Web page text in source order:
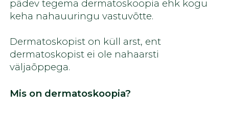
pädev tegema dermatoskoopia ehk kogu
keha nahauuringu vastuvõtte.
Dermatoskopist on küll arst, ent
dermatoskopist ei ole nahaarsti
väljaõppega.
Mis on dermatoskoopia?